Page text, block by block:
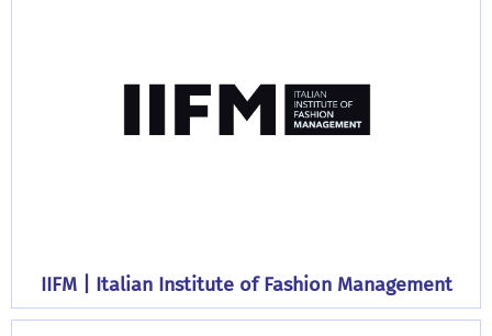
IIFM | Italian Institute of Fashion Management